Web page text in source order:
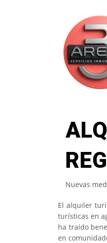
Nuevas
El alquiler
turísticas en
ha traído
en